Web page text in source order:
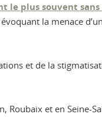
le plus souvent
la menace
et de la
et en Seine-